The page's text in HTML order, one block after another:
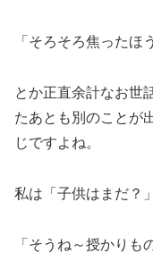
「そろそろ焦ったほ
とか正直余計なお世
たあとも別のことが
じですよね。
私は「子供はまだ？
「そうね～授かりも